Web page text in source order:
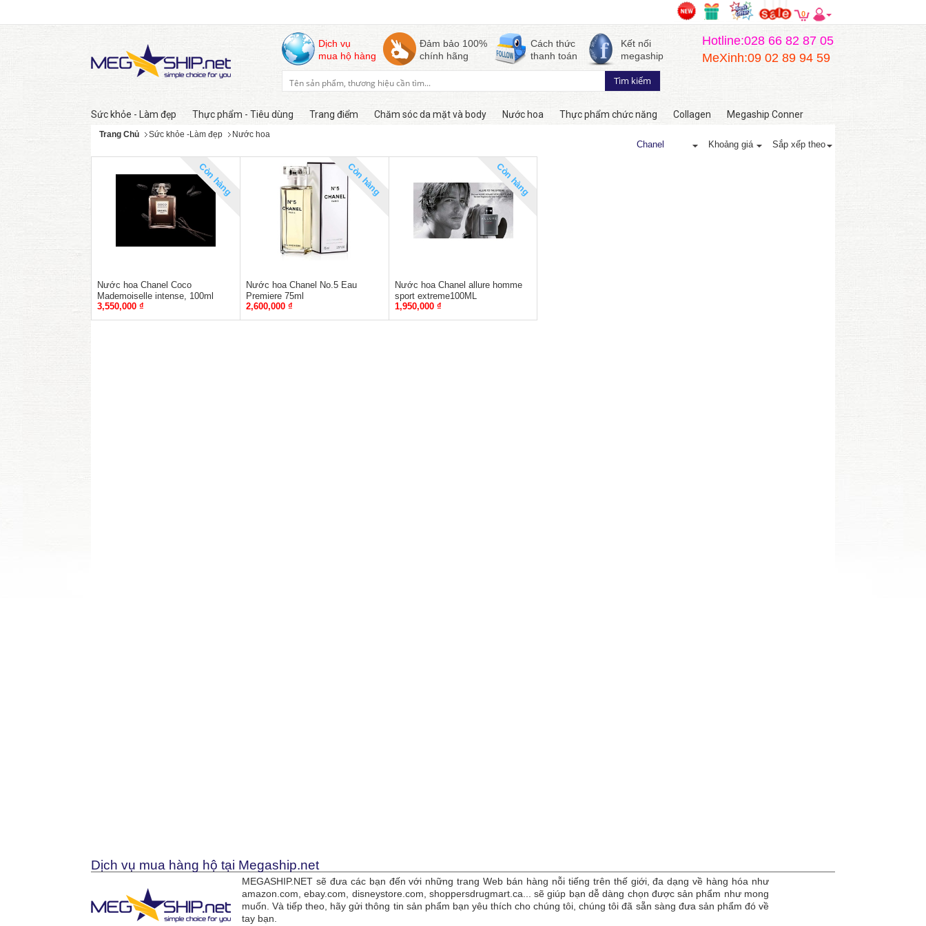
0
Dịch vụ
mua hộ hàng
Đảm bảo 100%
chính hãng
Cách thức
thanh toán
Kết nối
megaship
Hotline:028 66 82 87 05
MeXinh:09 02 89 94 59
Sức khỏe - Làm đẹp Thực phẩm - Tiêu dùng Trang điểm Chăm sóc da mặt và body Nước hoa Thực phẩm chức năng Collagen Megaship Conner
Trang Chủ Sức khỏe -Làm đẹp Nước hoa
Chanel Khoảng giá Sắp xếp theo
Còn hàng
Nước hoa Chanel Coco
Mademoiselle intense, 100ml
3,550,000 ₫
Còn hàng
Nước hoa Chanel No.5 Eau
Premiere 75ml
2,600,000 ₫
Còn hàng
Nước hoa Chanel allure homme
sport extreme100ML
1,950,000 ₫
Dịch vụ mua hàng hộ tại Megaship.net
MEGASHIP.NET sẽ đưa các bạn đến với những trang Web bán hàng nỗi tiếng trên thế giới, đa dạng về hàng hóa như
amazon.com, ebay.com, disneystore.com, shoppersdrugmart.ca... sẽ giúp bạn dễ dàng chọn được sản phẩm như mong
muốn. Và tiếp theo, hãy gửi thông tin sản phẩm bạn yêu thích cho chúng tôi, chúng tôi đã sẵn sàng đưa sản phẩm đó về
tay bạn.